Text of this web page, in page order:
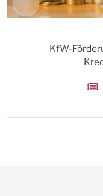
KfW-